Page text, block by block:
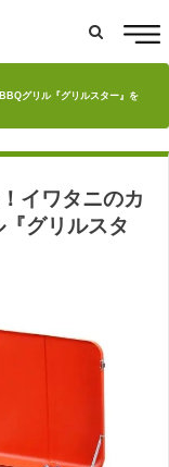
グリル『グリルスター』を
イワタニのカ
グリルスタ